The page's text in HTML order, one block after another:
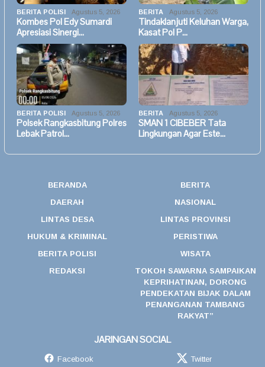
BERITA POLISI Agustus 5, 2026
Kombes Pol Edy Sumardi
Apresiasi Sinergi…
BERITA Agustus 5, 2026
Tindaklanjuti Keluhan Warga,
Kasat Pol P…
BERITA POLISI Agustus 5, 2026
Polsek Rangkasbitung Polres
Lebak Patrol…
BERITA Agustus 5, 2026
SMAN 1 CIBEBER Tata
Lingkungan Agar Este…
BERANDA
BERITA
DAERAH
NASIONAL
LINTAS DESA
LINTAS PROVINSI
HUKUM & KRIMINAL
PERISTIWA
BERITA POLISI
WISATA
REDAKSI
TOKOH SAWARNA SAMPAIKAN
KEPRIHATINAN, DORONG
PENDEKATAN BIJAK DALAM
PENANGANAN TAMBANG
RAKYAT”
JARINGAN SOCIAL
Facebook Twitter